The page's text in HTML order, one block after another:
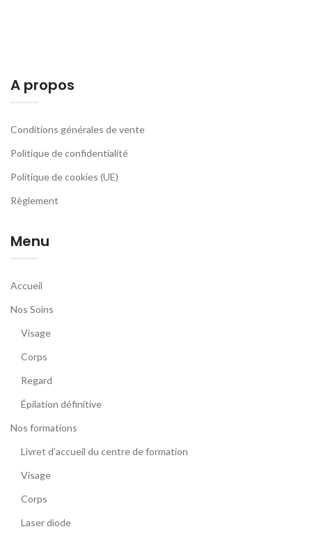
A propos
Conditions générales de vente
Politique de confidentialité
Politique de cookies (UE)
Règlement
Menu
Accueil
Nos Soins
Visage
Corps
Regard
Épilation définitive
Nos formations
Livret d’accueil du centre de formation
Visage
Corps
Laser diode